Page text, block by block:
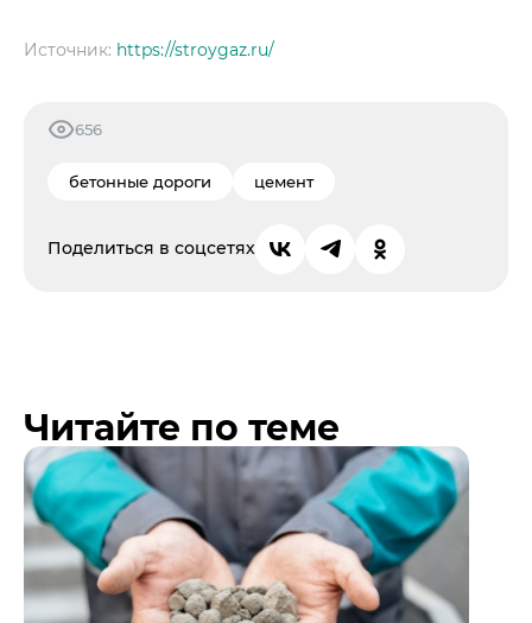
Источник: https://stroygaz.ru/
656
бетонные дороги цемент
Поделиться в соцсетях
Читайте по теме